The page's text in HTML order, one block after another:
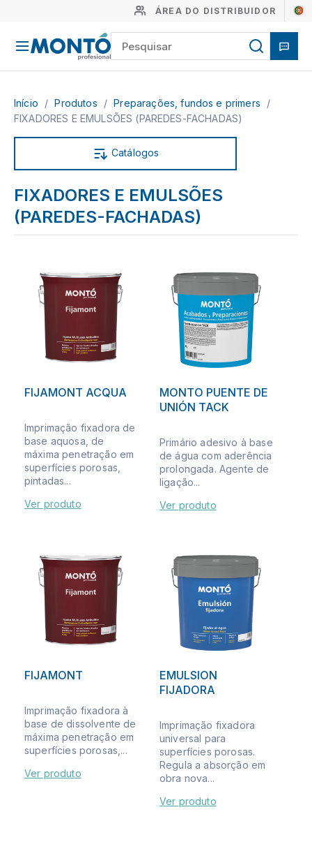
ÁREA DO DISTRIBUIDOR
Início / Produtos / Preparações, fundos e primers
/
FIXADORES E EMULSÕES (PAREDES-FACHADAS)
Catálogos
FIXADORES E EMULSÕES
(PAREDES-FACHADAS)
FIJAMONT ACQUA
Imprimação fixadora de
base aquosa, de
máxima penetração em
superfícies porosas,
pintadas...
Ver produto
MONTO PUENTE DE
UNIÓN TACK
Primário adesivo à base
de água com aderência
prolongada. Agente de
ligação...
Ver produto
FIJAMONT
Imprimação fixadora à
base de dissolvente de
máxima penetração em
superfícies porosas,...
Ver produto
EMULSION
FIJADORA
Imprimação fixadora
universal para
superfícies porosas.
Regula a absorção em
obra nova...
Ver produto